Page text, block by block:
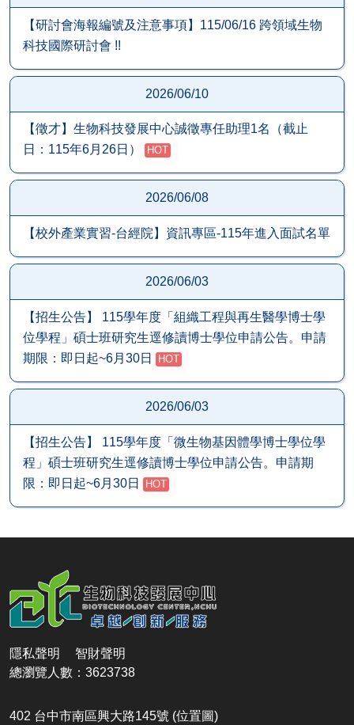
【研討會海報編號及注意事項】115/06/16 跨領域生物
科技國際研討會 !!
2026/06/10
【徵才】生物科技發展中心誠徵專任助理1名（截止
日：115年6月26日）
HOT
2026/06/08
【校外產業實習-台經院】資訊專區-115年進入面試名單
2026/06/03
【招生公告】 115學年度「組織工程與再生醫學博士學
位學程」碩士班研究生逕修讀博士學位申請公告。申請
期限：即日起~6月30日
HOT
2026/06/03
【招生公告】 115學年度「微生物基因體學博士學位學
程」碩士班研究生逕修讀博士學位申請公告。申請期
限：即日起~6月30日
HOT
隱私聲明
智財聲明
總瀏覽人數：3623738
402 台中市南區興大路145號 (位置圖)